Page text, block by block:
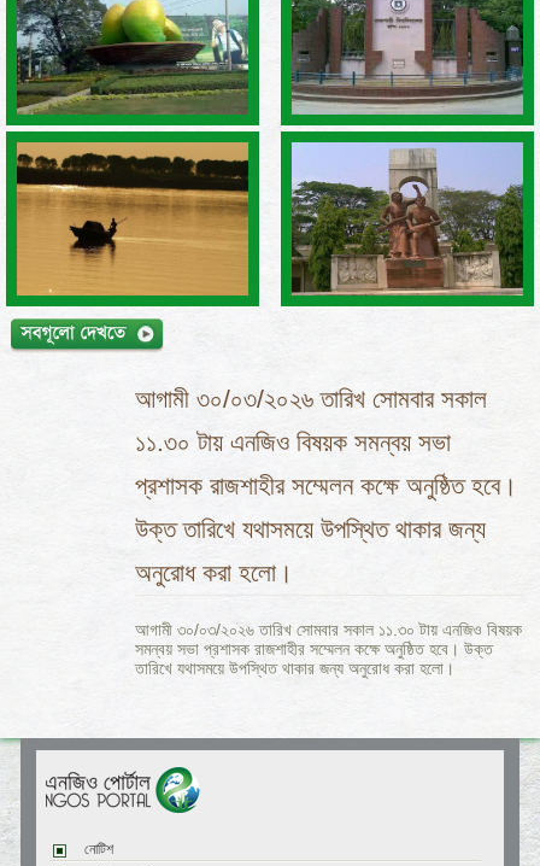
আগামী ৩০/০৩/২০২৬ তারিখ সোমবার সকাল
১১.৩০ টায় এনজিও বিষয়ক সমন্বয় সভা
প্রশাসক রাজশাহীর সম্মেলন কক্ষে অনুষ্ঠিত হবে।
উক্ত তারিখে যথাসময়ে উপস্থিত থাকার জন্য
অনুরোধ করা হলো।
আগামী ৩০/০৩/২০২৬ তারিখ সোমবার সকাল ১১.৩০ টায় এনজিও বিষয়ক
সমন্বয় সভা প্রশাসক রাজশাহীর সম্মেলন কক্ষে অনুষ্ঠিত হবে। উক্ত
তারিখে যথাসময়ে উপস্থিত থাকার জন্য অনুরোধ করা হলো।
নোটিশ